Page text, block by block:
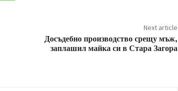
Next article
Досъдебно производство срещу мъж,
заплашил майка си в Стара Загора